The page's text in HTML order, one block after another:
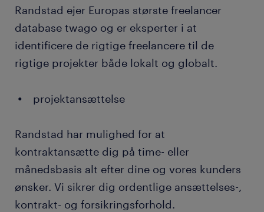
Randstad ejer Europas største freelancer
database twago og er eksperter i at
identificere de rigtige freelancere til de
rigtige projekter både lokalt og globalt.
projektansættelse
Randstad har mulighed for at
kontraktansætte dig på time- eller
månedsbasis alt efter dine og vores kunders
ønsker. Vi sikrer dig ordentlige ansættelses-,
kontrakt- og forsikringsforhold.